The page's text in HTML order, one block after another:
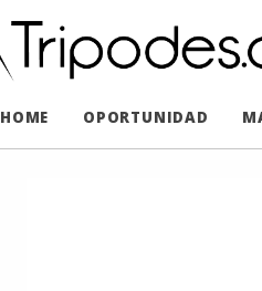
HOME OPORTUNIDAD